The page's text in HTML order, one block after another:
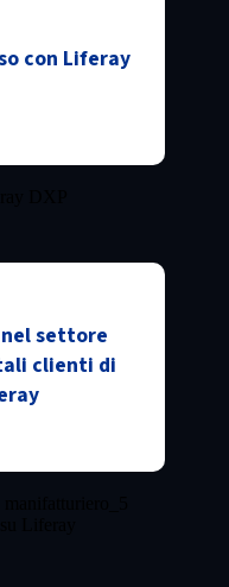
con Liferay
settore
clienti di